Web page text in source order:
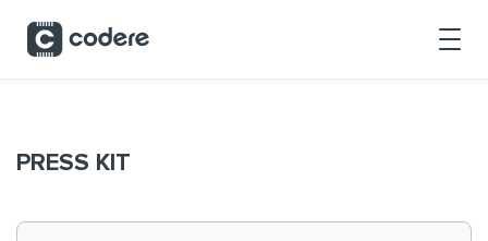
PRESS KIT